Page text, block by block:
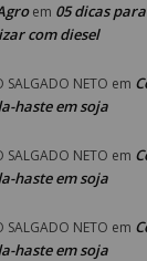
em 05 dicas
com diesel
SALGADO NETO em
haste em soja
SALGADO NETO em
haste em soja
SALGADO NETO em
haste em soja